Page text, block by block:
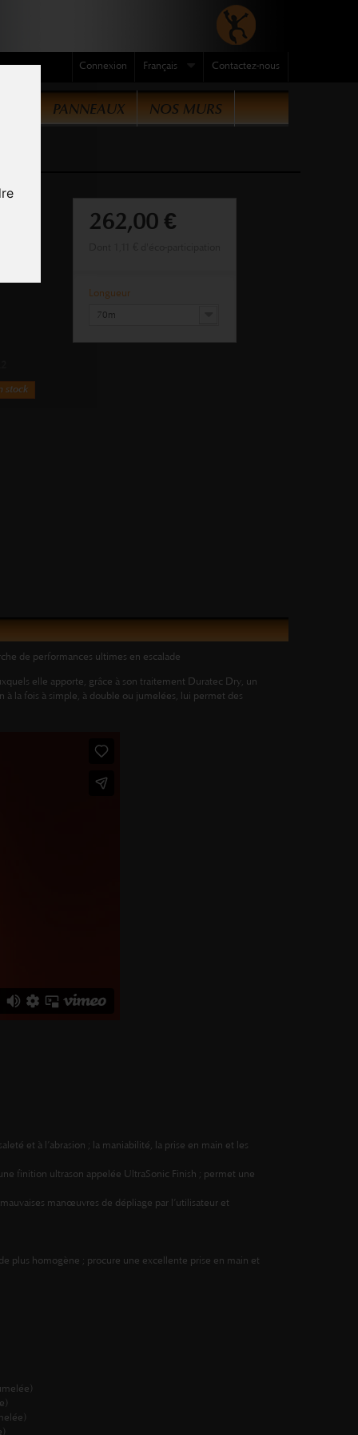
Contactez-nous
Français
Connexion
PANNEAUX NOS MURS
stock
262,00 €
Longueur
70m
de performances ultimes en escalade
elle apporte, grâce à son traitement Duratec Dry, un
la fois à simple, à double ou jumelées, lui permet des
et à l’abrasion ; la maniabilité, la prise en main et les
finition ultrason appelée UltraSonic Finish ; permet une
manœuvres de dépliage par l’utilisateur et
plus homogène ; procure une excellente prise en main et